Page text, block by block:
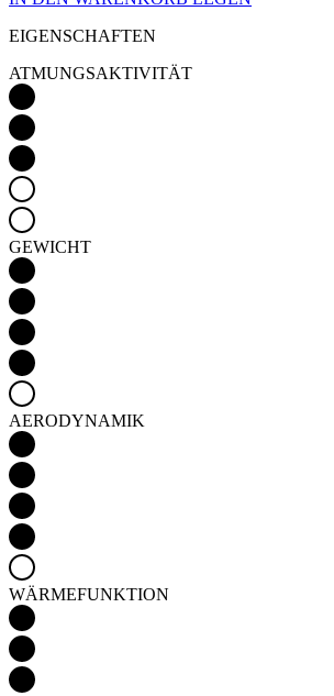
EIGENSCHAFTEN
ATMUNGSAKTIVITÄT
GEWICHT
AERODYNAMIK
WÄRMEFUNKTION